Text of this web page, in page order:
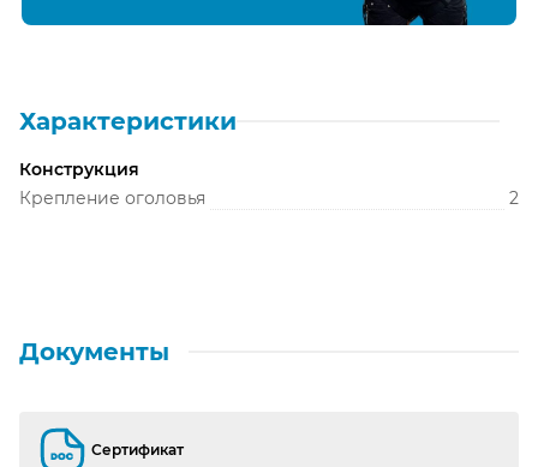
Характеристики
Конструкция
Крепление оголовья
2
Документы
Сертификат